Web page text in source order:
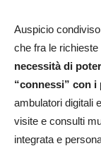
Auspicio
che fra le
necessità di
“connessi” con
ambulatori digitali
visite e consulti
integrata e